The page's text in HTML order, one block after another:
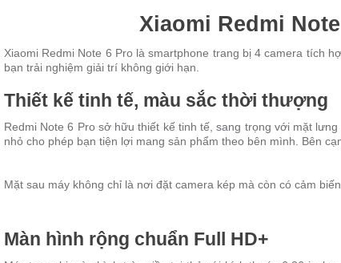
Xiaomi Redmi
Xiaomi Redmi Note 6 Pro là smartphone trang bị 4 camera tích
bạn trải nghiệm giải trí không giới hạn.
Thiết kế tinh tế, màu sắc thời thượng
Redmi Note 6 Pro sở hữu thiết kế tinh tế, sang trọng với mặt
nhỏ cho phép bạn tiện lợi mang sản phẩm theo bên mình. Bên
Mặt sau máy không chỉ là nơi đặt camera kép mà còn có cảm
Màn hình rộng chuẩn Full HD+